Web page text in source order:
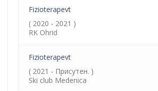
Fizioterapevt
( 2020 - 2021 )
RK Ohrid
Fizioterapevt
( 2021 - Присутен. )
Ski club Medenica